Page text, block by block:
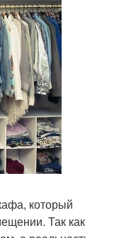
который
Так как